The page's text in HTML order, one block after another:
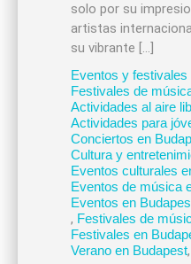
solo por su
artistas
su vibrante […]
Eventos y
Festivales de
Actividades al aire
Actividades para
Conciertos en
Cultura y
Eventos culturales
Eventos de música
Eventos en
, Festivales de
Festivales en
Verano en Budapest,